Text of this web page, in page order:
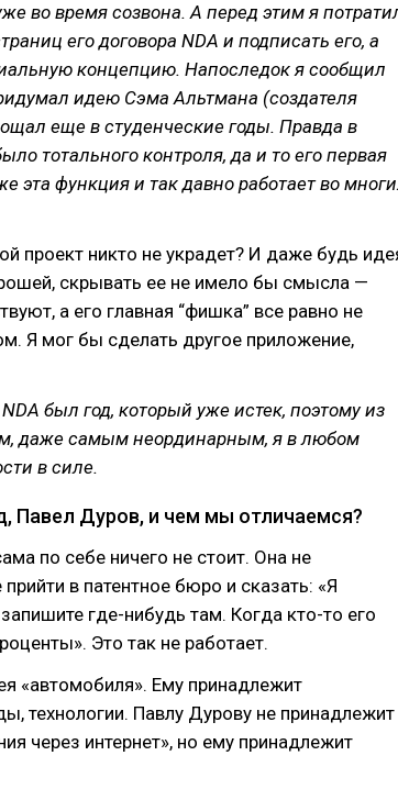
во время созвона. А перед этим я
его договора NDA и подписать его, а
концепцию. Напоследок я сообщил
идею Сэма Альтмана (создателя
еще в студенческие годы. Правда в
тотального контроля, да и то его первая
эта функция и так давно работает во
проект никто не украдет? И даже будь
скрывать ее не имело бы смысла —
а его главная “фишка” все равно не
Я мог бы сделать другое приложение,
был год, который уже истек, поэтому из
даже самым неординарным, я в любом
в силе.
Павел Дуров, и чем мы отличаемся?
по себе ничего не стоит. Она не
в патентное бюро и сказать: «Я
где-нибудь там. Когда кто-то его
Это так не работает.
«автомобиля». Ему принадлежит
технологии. Павлу Дурову не принадлежит
через интернет», но ему принадлежит